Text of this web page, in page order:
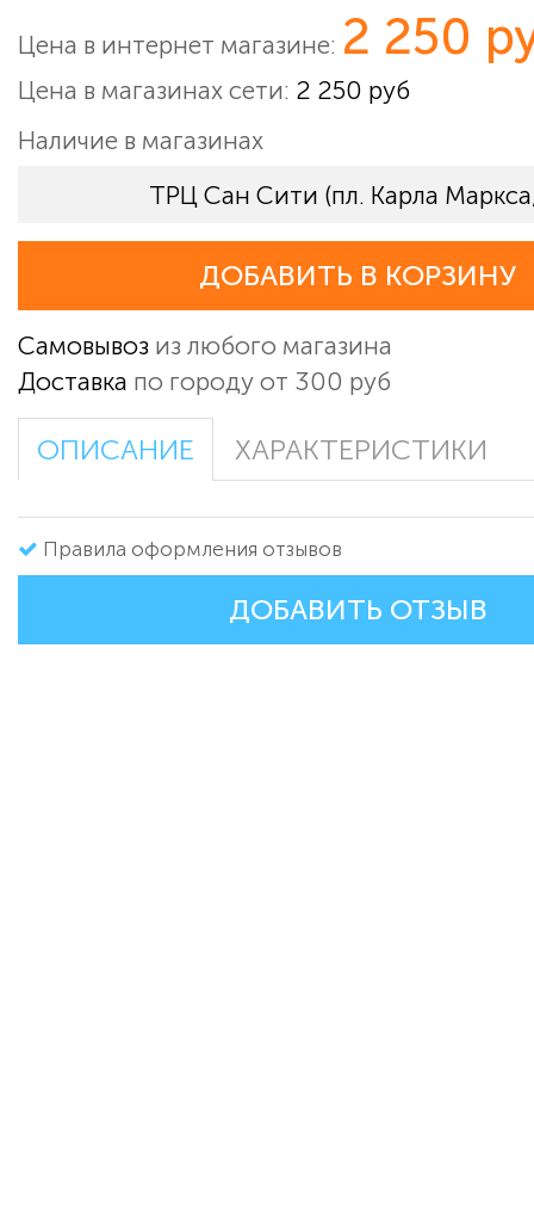
Цена в интернет магазине: 2 250
Цена в магазинах сети: 2 250 руб
Наличие в магазинах
ТРЦ Сан Сити (пл. Карла
ДОБАВИТЬ В КОРЗИНУ
Самовывоз из любого магазина
Доставка по городу от 300 руб
ОПИСАНИЕ ХАРАКТЕРИСТИКИ
Правила оформления отзывов
ДОБАВИТЬ ОТЗЫВ